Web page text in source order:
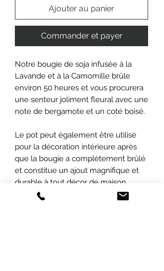
Ajouter au panier
Commander et payer
Notre bougie de soja infusée à la
Lavande et à la Camomille brûle
environ 50 heures et vous procurera
une senteur joliment fleural avec une
note de bergamote et un coté boisé.
Le pot peut également être utilisé
pour la décoration intérieure après
que la bougie a complètement brûlé
et constitue un ajout magnifique et
durable à tout décor de maison.